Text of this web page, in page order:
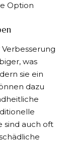
Option
was
sie ein
dazu
sind auch oft